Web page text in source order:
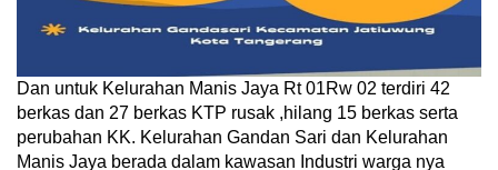
Dan untuk Kelurahan Manis Jaya Rt 01Rw 02 terdiri 42
berkas dan 27 berkas KTP rusak ,hilang 15 berkas serta
perubahan KK. Kelurahan Gandan Sari dan Kelurahan
Manis Jaya berada dalam kawasan Industri warga nya